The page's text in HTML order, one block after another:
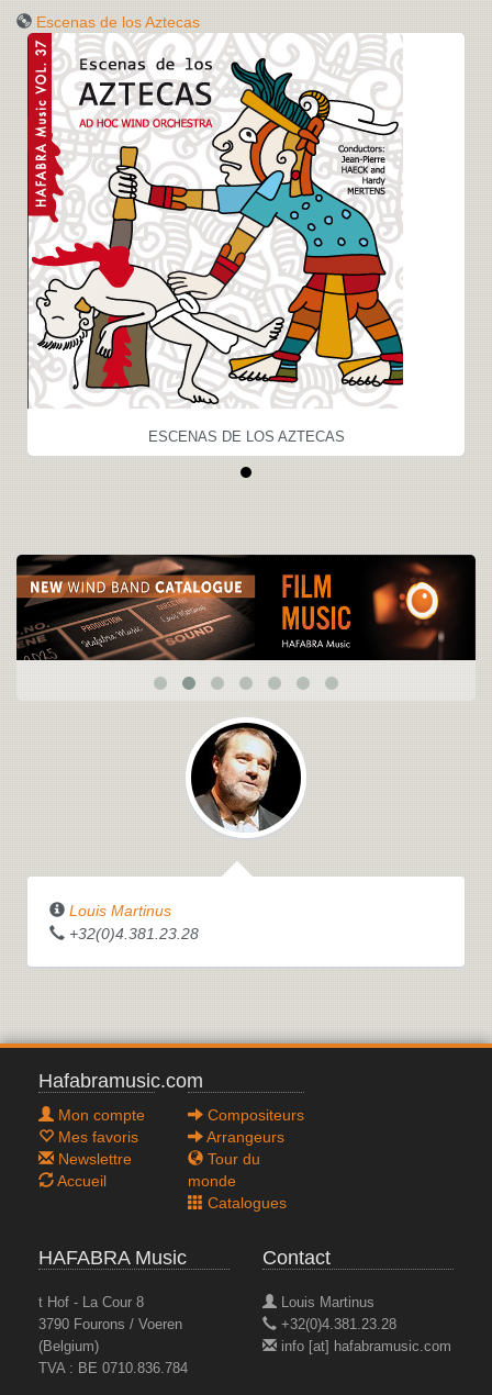
Escenas de los Aztecas
ESCENAS DE LOS AZTECAS
Louis Martinus
+32(0)4.381.23.28
Hafabramusic.com
Mon compte
Mes favoris
Newslettre
Accueil
Compositeurs
Arrangeurs
Tour du
monde
Catalogues
HAFABRA Music
t Hof - La Cour 8
3790 Fourons / Voeren
(Belgium)
TVA : BE 0710.836.784
Contact
Louis Martinus
+32(0)4.381.23.28
info [at] hafabramusic.com